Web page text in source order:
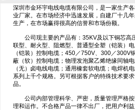
深圳市金环宇电线电缆有限公司，是一家生产
业厂家。在市场经济中迅速发展，自建厂十几
生产，在市场赢得很高的信誉和市场份额。
公司现主要的产品有：35KV及以下铜芯高
联型、耐火型、阻燃型、普通型全塑（铠装）
（铠装）控制电缆；450／750V、300／300V
蔽（软）控制电缆；物理发泡聚乙烯绝缘同轴
（无）卤电线电缆；通用橡套软电缆；电焊机
系列上千个规格。另可根据客户的特殊技术要
品。
公司内部管理科学、严密，质量管理严格按
理和运作。不合格产品一律不出厂，把用户利